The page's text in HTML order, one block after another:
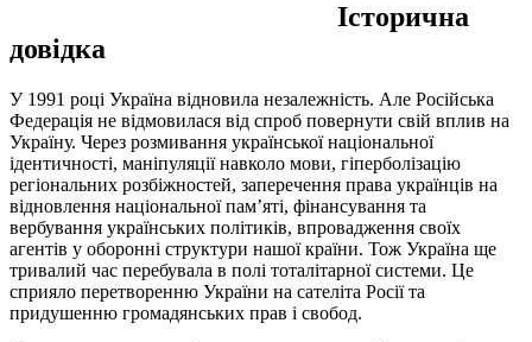
Історична
довідка
У 1991 році Україна відновила незалежність. Але Російська
Федерація не відмовилася від спроб повернути свій вплив на
Україну. Через розмивання української національної
ідентичності, маніпуляції навколо мови, гіперболізацію
регіональних розбіжностей, заперечення права українців на
відновлення національної пам’яті, фінансування та
вербування українських політиків, впровадження своїх
агентів у оборонні структури нашої країни. Тож Україна ще
тривалий час перебувала в полі тоталітарної системи. Це
сприяло перетворенню України на сателіта Росії та
придушенню громадянських прав і свобод.